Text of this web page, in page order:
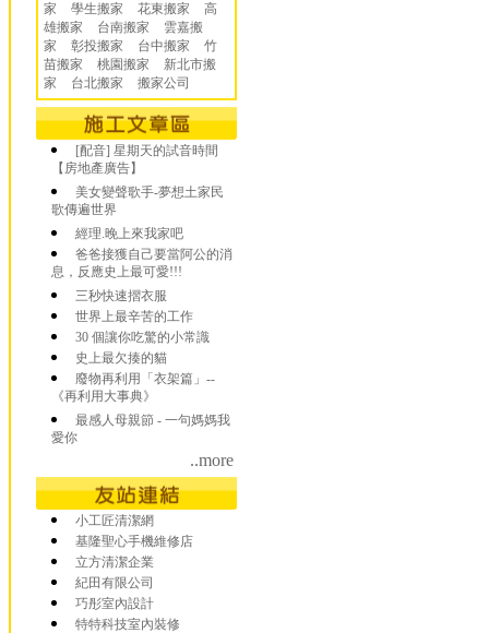
家
學生搬家 花東搬家
高
雄搬家
台南搬家
雲嘉搬
家
彰投搬家 台中搬家
竹
苗搬家
桃園搬家
新北市搬
家
台北搬家 搬家公司
[配音] 星期天的試音時間
【房地產廣告】
美女變聲歌手-夢想土家民
歌傳遍世界
經理.晚上來我家吧
爸爸接獲自己要當阿公的消
息，反應史上最可愛!!!
三秒快速摺衣服
世界上最辛苦的工作
30 個讓你吃驚的小常識
史上最欠揍的貓
廢物再利用「衣架篇」--
《再利用大事典》
最感人母親節 - 一句媽媽我
愛你
..more
小工匠清潔網
基隆聖心手機維修店
立方清潔企業
紀田有限公司
巧彤室內設計
特特科技室內裝修